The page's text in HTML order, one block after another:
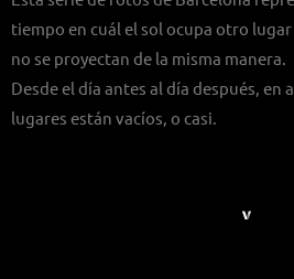
tiempo en cuál el sol ocupa otro lugar
no se proyectan de la misma manera.
Desde el día antes al día después, en
lugares están vacíos, o casi.